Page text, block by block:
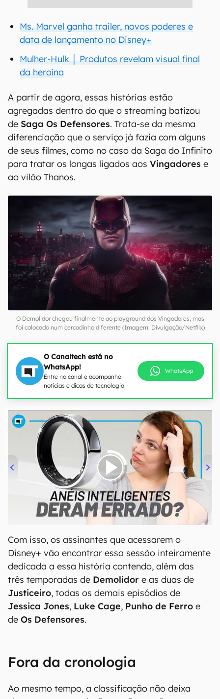
Ms. Marvel ganha trailer, novos poderes e
data de lançamento no Disney+
Mulher-Hulk │ Produtos revelam visual final
da heroína
A partir de agora, essas histórias estão
agregadas dentro do que o streaming batizou
de Saga Os Defensores. Trata-se da mesma
diferenciação que o serviço já fazia com alguns
de seus filmes, como no caso da Saga do Infinito
para tratar os longas ligados aos Vingadores e
ao vilão Thanos.
O Demolidor chegou finalmente ao playground dos Vingadores, mas
foi colocado num cercadinho diferente (Imagem: Divulgação/Netflix)
O Canaltech está no
WhatsApp!
Entre no canal e acompanhe
notícias e dicas de tecnologia
WhatsApp
00:00/21:11
Com isso, os assinantes que acessarem o
Disney+ vão encontrar essa sessão inteiramente
dedicada a essa história contendo, além das
três temporadas de Demolidor e as duas de
Justiceiro, todas os demais episódios de
Jessica Jones, Luke Cage, Punho de Ferro e
de Os Defensores.
Fora da cronologia
Ao mesmo tempo, a classificação não deixa